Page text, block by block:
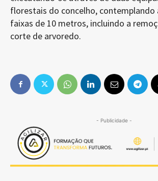
florestais do concelho, contemplando
faixas de 10 metros, incluindo a
corte de arvoredo.
- Publicidade -